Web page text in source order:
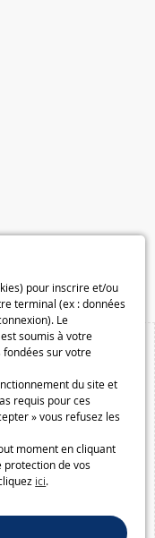
pour inscrire et/ou
terminal (ex : données
Le
soumis à votre
fondées sur votre
du site et
requis pour ces
» vous refusez les
moment en cliquant
protection de vos
ici.